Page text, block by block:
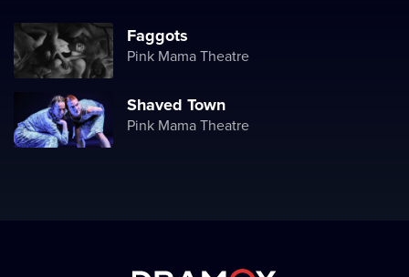
Faggots
Pink Mama Theatre
Shaved Town
Pink Mama Theatre